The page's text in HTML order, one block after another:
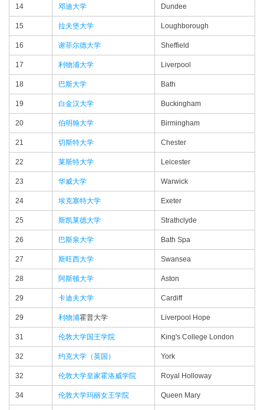
14 邓迪大学 Dundee
15 拉夫堡大学 Loughborough
16 谢菲尔德大学 Sheffield
17 利物浦大学 Liverpool
18 巴斯大学 Bath
19 白金汉大学 Buckingham
20 伯明翰大学 Birmingham
21 切斯特大学 Chester
22 莱斯特大学 Leicester
23 华威大学 Warwick
24 埃克塞特大学 Exeter
25 斯凯莱德大学 Strathclyde
26 巴斯泉大学 Bath Spa
27 斯旺西大学 Swansea
28 阿斯顿大学 Aston
29 卡迪夫大学 Cardiff
29 利物浦霍普大学 Liverpool Hope
31 伦敦大学国王学院 King's College London
32 约克大学（英国） York
32 伦敦大学皇家霍洛威学院 Royal Holloway
34 伦敦大学玛丽女王学院 Queen Mary